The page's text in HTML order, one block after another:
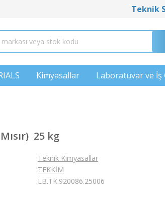
Teknik
Kimyasallar Laboratuvar ve İş
25 kg
Teknik Kimyasallar
TEKKİM
LB.TK.920086.25006